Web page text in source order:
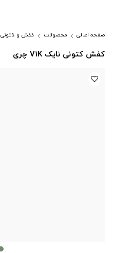
صفحه اصلی محصولات کفش و کتونی
کفش کتونی نایک V1K چری